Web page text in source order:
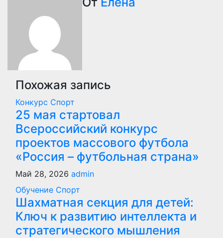
записям
Похожая запись
Конкурс Спорт
25 мая стартовал
Всероссийский конкурс
проектов массового футбола
«Россия – футбольная страна»
Май 28, 2026 admin
Обучение Спорт
Шахматная секция для детей:
Ключ к развитию интеллекта и
стратегического мышления